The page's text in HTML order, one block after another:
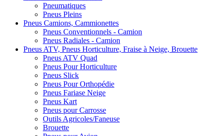
Pneumatiques
Pneus Pleins
Pneus Camions, Cammionettes
Pneus Conventionnels - Camion
Pneus Radiales - Camion
Pneus ATV, Pneus Horticulture, Fraise à Neige, Brouette
Pneus ATV Quad
Pneus Pour Horticulture
Pneus Slick
Pneus Pour Orthopédie
Pneus Fariase Neige
Pneus Kart
Pneus pour Carrosse
Outils Agricoles/Faneuse
Brouette